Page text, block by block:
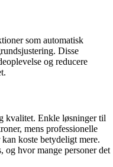
som automatisk
Disse
og reducere
kvalitet. Enkle løsninger til
mens professionelle
koste betydeligt mere.
og hvor mange personer det